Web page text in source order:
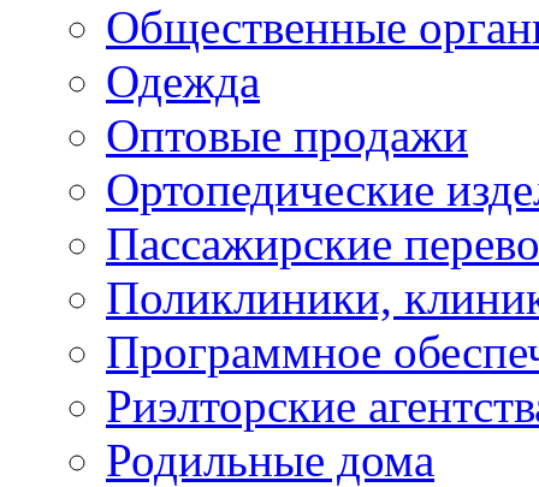
Общественные
Одежда
Оптовые продажи
Ортопедические
Пассажирские
Поликлиники,
Программное
Риэлторские
Родильные дома